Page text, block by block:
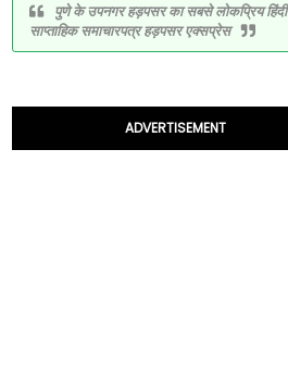
पुणे के उपनगर हड़पसर का सबसे लोकप्रिय हिंदी
साप्ताहिक समाचारपत्र हड़पसर एक्सप्रेस
ADVERTISEMENT